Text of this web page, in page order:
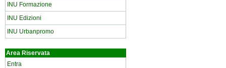
INU Formazione
INU Edizioni
INU Urbanpromo
Area Riservata
Entra